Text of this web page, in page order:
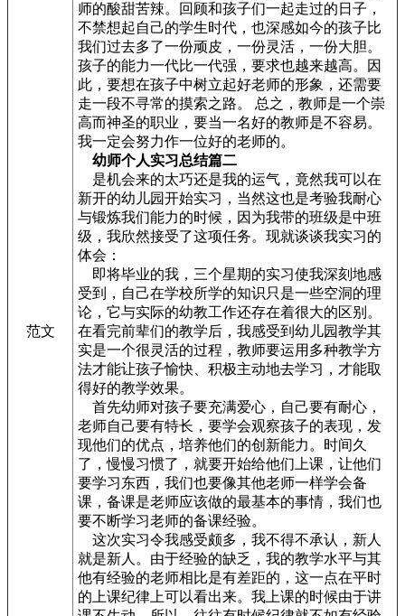
范文
师的酸甜苦辣。回顾和孩子们一起走过的日子，
不禁想起自己的学生时代，也深感如今的孩子比
我们过去多了一份顽皮，一份灵活，一份大胆。
孩子的能力一代比一代强，要求也越来越高。因
此，要想在孩子中树立起好老师的形象，还需要
走一段不寻常的摸索之路。 总之，教师是一个崇
高而神圣的职业，要当一名好的教师是不容易。
我一定会努力作一位好的老师的。
幼师个人实习总结篇二
是机会来的太巧还是我的运气，竟然我可以在
新开的幼儿园开始实习，当然这也是考验我耐心
与锻炼我们能力的时候，因为我带的班级是中班
级，我欣然接受了这项任务。现就谈谈我实习的
体会：
即将毕业的我，三个星期的实习使我深刻地感
受到，自己在学校所学的知识只是一些空洞的理
论，它与实际的幼教工作还存在着很大的区别。
在看完前辈们的教学后，我感受到幼儿园教学其
实是一个很灵活的过程，教师要运用多种教学方
法才能让孩子愉快、积极主动地去学习，才能取
得好的教学效果。
首先幼师对孩子要充满爱心，自己要有耐心，
老师自己要有特长，要学会观察孩子的表现，发
现他们的优点，培养他们的创新能力。时间久
了，慢慢习惯了，就要开始给他们上课，让他们
要学习东西，我们也要像其他老师一样学会备
课，备课是老师应该做的最基本的事情，我们也
要不断学习老师的备课经验。
这次实习令我感受颇多，我不得不承认，新人
就是新人。由于经验的缺乏，我的教学水平与其
他有经验的老师相比是有差距的，这一点在平时
的上课纪律上可以看出来。我上课的时候由于讲